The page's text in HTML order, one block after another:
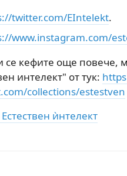
twitter.com/EIntelekt.
www.instagram.com/
се кефите още повече,
интелект" от тук:
collections/estestven
ѝнтелект